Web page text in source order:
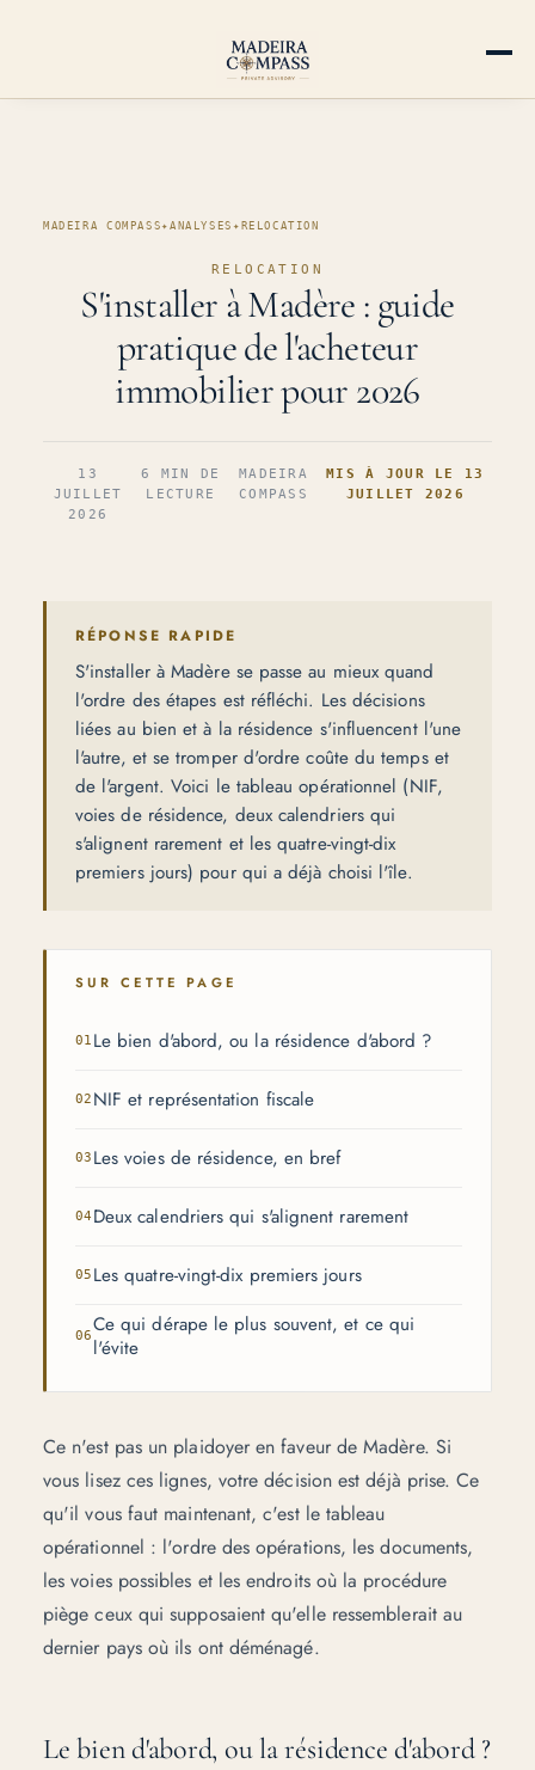
MADEIRA COMPASS ✦ ANALYSES ✦ RELOCATION
RELOCATION
S'installer à Madère : guide
pratique de l'acheteur
immobilier pour 2026
13
JUILLET
2026
6 MIN DE
LECTURE
MADEIRA
COMPASS
MIS À JOUR LE 13
JUILLET 2026
RÉPONSE RAPIDE
S'installer à Madère se passe au mieux quand
l'ordre des étapes est réfléchi. Les décisions
liées au bien et à la résidence s'influencent l'une
l'autre, et se tromper d'ordre coûte du temps et
de l'argent. Voici le tableau opérationnel (NIF,
voies de résidence, deux calendriers qui
s'alignent rarement et les quatre-vingt-dix
premiers jours) pour qui a déjà choisi l'île.
SUR CETTE PAGE
Le bien d'abord, ou la résidence d'abord ?
NIF et représentation fiscale
Les voies de résidence, en bref
Deux calendriers qui s'alignent rarement
Les quatre-vingt-dix premiers jours
Ce qui dérape le plus souvent, et ce qui
l'évite
Ce n'est pas un plaidoyer en faveur de Madère. Si
vous lisez ces lignes, votre décision est déjà prise. Ce
qu'il vous faut maintenant, c'est le tableau
opérationnel : l'ordre des opérations, les documents,
les voies possibles et les endroits où la procédure
piège ceux qui supposaient qu'elle ressemblerait au
dernier pays où ils ont déménagé.
Le bien d'abord, ou la résidence d'abord ?